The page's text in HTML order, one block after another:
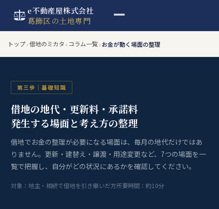
e不動産屋株式会社
葛飾区の土地専門
トップ›借地のミカタ › コラム一覧› お金が動く場面の整理
第三歩｜基礎知識
借地の地代・更新料・承諾料
発生する場面と考え方の整理
借地でお金の整理が必要になる場面は、毎月の地代だけではあ
りません。更新・建替え・譲渡・用途変更など、7つの場面を一
覧で把握し、自分がどの状況にあるかを確認してください。
対象：地主・相続で借地を引き継いだ方所要時間：約10分